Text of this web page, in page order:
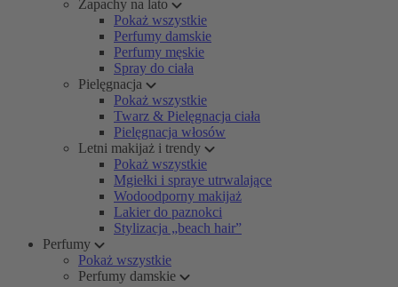
Zapachy na lato
Pokaż wszystkie
Perfumy damskie
Perfumy męskie
Spray do ciała
Pielęgnacja
Pokaż wszystkie
Twarz & Pielęgnacja ciała
Pielęgnacja włosów
Letni makijaż i trendy
Pokaż wszystkie
Mgiełki i spraye utrwalające
Wodoodporny makijaż
Lakier do paznokci
Stylizacja „beach hair”
Perfumy
Pokaż wszystkie
Perfumy damskie